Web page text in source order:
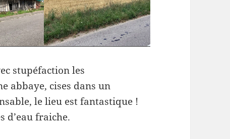
stupéfaction les
abbaye, cises dans un
le lieu est fantastique !
d’eau fraiche.